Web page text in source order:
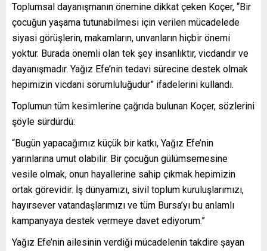
Toplumsal dayanışmanın önemine dikkat çeken Koçer, “Bir
çocuğun yaşama tutunabilmesi için verilen mücadelede
siyasi görüşlerin, makamların, unvanların hiçbir önemi
yoktur. Burada önemli olan tek şey insanlıktır, vicdandır ve
dayanışmadır. Yağız Efe’nin tedavi sürecine destek olmak
hepimizin vicdani sorumluluğudur” ifadelerini kullandı.
Toplumun tüm kesimlerine çağrıda bulunan Koçer, sözlerini
şöyle sürdürdü:
“Bugün yapacağımız küçük bir katkı, Yağız Efe’nin
yarınlarına umut olabilir. Bir çocuğun gülümsemesine
vesile olmak, onun hayallerine sahip çıkmak hepimizin
ortak görevidir. İş dünyamızı, sivil toplum kuruluşlarımızı,
hayırsever vatandaşlarımızı ve tüm Bursa’yı bu anlamlı
kampanyaya destek vermeye davet ediyorum.”
Yağız Efe’nin ailesinin verdiği mücadelenin takdire şayan